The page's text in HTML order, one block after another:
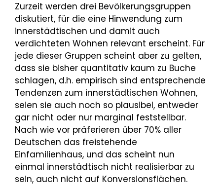
Zurzeit werden drei Bevölkerungsgruppen
diskutiert, für die eine Hinwendung zum
innerstädtischen und damit auch
verdichteten Wohnen relevant erscheint. Für
jede dieser Gruppen scheint aber zu gelten,
dass sie bisher quantitativ kaum zu Buche
schlagen, d.h. empirisch sind entsprechende
Tendenzen zum innerstädtischen Wohnen,
seien sie auch noch so plausibel, entweder
gar nicht oder nur marginal feststellbar.
Nach wie vor präferieren über 70% aller
Deutschen das freistehende
Einfamilienhaus, und das scheint nun
einmal innerstädtisch nicht realisierbar zu
sein, auch nicht auf Konversionsflächen.